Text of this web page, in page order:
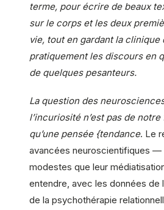
terme, pour écrire de beaux
sur le corps et les deux
vie, tout en gardant la clinique
pratiquement les discours en
de quelques pesanteurs.
La question des
l’incuriosité n’est pas de
qu’une pensée {tendance. Le
avancées neuroscientifiques —
modestes que leur
entendre, avec les données de
de la psychothérapie